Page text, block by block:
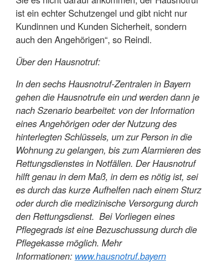
ist ein echter Schutzengel und gibt nicht nur
Kundinnen und Kunden Sicherheit, sondern
auch den Angehörigen“, so Reindl.
Über den Hausnotruf:
In den sechs Hausnotruf-Zentralen in Bayern
gehen die Hausnotrufe ein und werden dann je
nach Szenario bearbeitet: von der Information
eines Angehörigen oder der Nutzung des
hinterlegten Schlüssels, um zur Person in die
Wohnung zu gelangen, bis zum Alarmieren des
Rettungsdienstes in Notfällen. Der Hausnotruf
hilft genau in dem Maß, in dem es nötig ist, sei
es durch das kurze Aufhelfen nach einem Sturz
oder durch die medizinische Versorgung durch
den Rettungsdienst. Bei Vorliegen eines
Pflegegrads ist eine Bezuschussung durch die
Pflegekasse möglich. Mehr
Informationen: www.hausnotruf.bayern